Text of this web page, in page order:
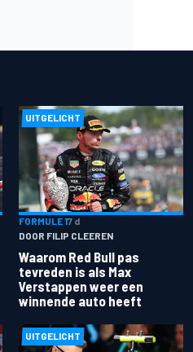
UITGELICHT
FORMULE 17 d
DOOR FILIP CLEEREN
Waarom Red Bull pas
tevreden is als Max
Verstappen weer een
winnende auto heeft
UITGELICHT